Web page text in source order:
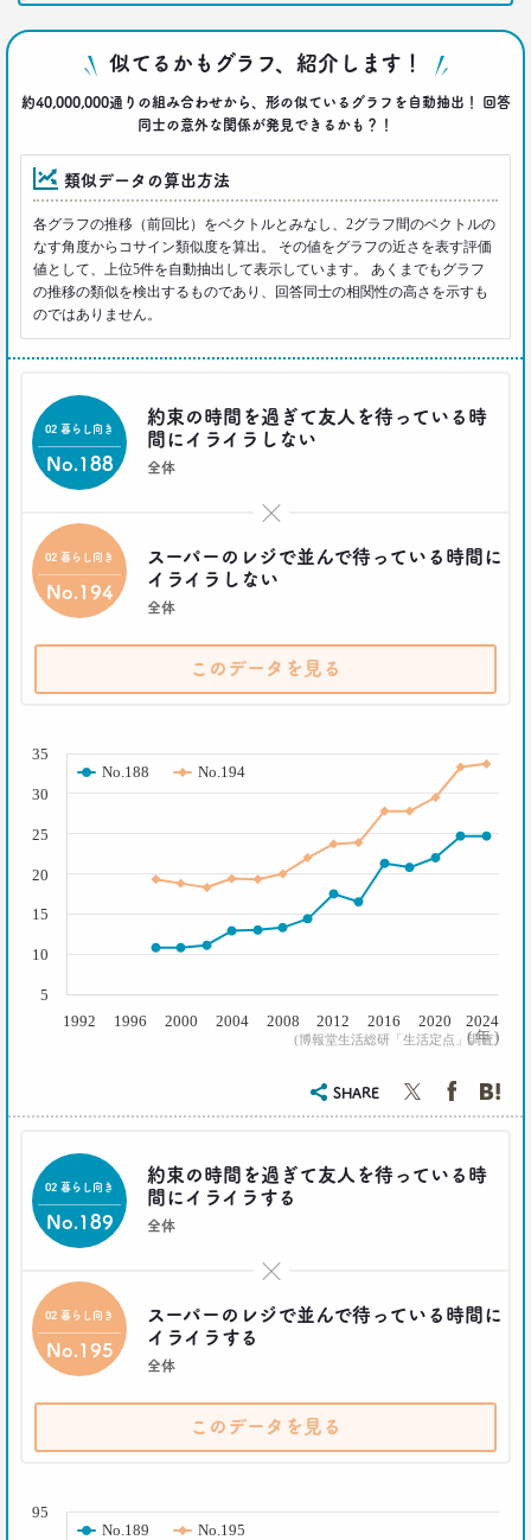
40代おじさんはキス派？ラブレター派？ 二択から
見える意識
–日経クロストレンド 連載⑪–
2021.05.31
40代おじさんの生き様は「30点」？
精神科医による処方箋
–日経クロストレンド 連載⑩–
生活総研 上席研究員/コピーライター
前沢 裕文
2021.05.31
40代おじさんの意識を精神科医が分析 悲しい性を
メッタ斬り!?
–日経クロストレンド 連載⑨–
2021.04.26
コロナで｢占いを信じる｣20代女性が増える理由―調
生活総研 上席研究員
40代おじさんに黄信号 「男女平等感」が世の中と
ズレている!?
–日経クロストレンド 連載⑧–
「お金持ちへの憧れ」は徐々に減る？
若者はなりたい自分を投影
生活総研 上席研究員
近藤 裕香
世代間ギャップを学べる魔法の質問
生活総研 上席研究員
近藤 裕香
40代おじさん必読！
J.Y. パーク氏に学ぶ 「褒めワード」
ベスト5
--日経クロストレンド 連載⑤--
生活総研 上席研究員/コピーライター
2021.02.25
–日経クロストレンド 連載④–
似てるかもグラフ、紹介します！
約40,000,000通りの組み合わせから、形の似ているグラフを自動抽出！ 回答
同士の意外な関係が発見できるかも？！
類似データの算出方法
各グラフの推移（前回比）をベクトルとみなし、2グラフ間のベクトルの
なす角度からコサイン類似度を算出。 その値をグラフの近さを表す評価
値として、上位5件を自動抽出して表示しています。 あくまでもグラフ
の推移の類似を検出するものであり、回答同士の相関性の高さを示すも
のではありません。
約束の時間を過ぎて友人を待っている時
間にイライラしない
全体
02 暮らし向き
No.188
スーパーのレジで並んで待っている時間に
イライラしない
全体
02 暮らし向き
No.194
このデータを見る
( 年 )
(博報堂生活総研「生活定点」調査)
No.188 No.194
1992 1996 2000 2004 2008 2012 2016 2020 2024
10
20
5
15
25
30
35
SHARE
約束の時間を過ぎて友人を待っている時
間にイライラする
全体
02 暮らし向き
No.189
スーパーのレジで並んで待っている時間に
イライラする
全体
02 暮らし向き
No.195
このデータを見る
No.189 No.195
95